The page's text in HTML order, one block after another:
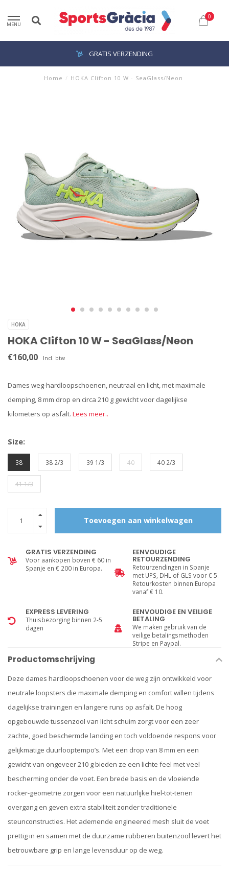
MENU
0
GRATIS VERZENDING
Home / HOKA Clifton 10 W - SeaGlass/Neon
HOKA
HOKA Clifton 10 W - SeaGlass/Neon
€160,00 Incl. btw
Dames weg-hardloopschoenen, neutraal en licht, met maximale
demping, 8 mm drop en circa 210 g gewicht voor dagelijkse
kilometers op asfalt. Lees meer..
Size:
38 38 2/3 39 1/3 40 40 2/3
41 1/3
Toevoegen aan winkelwagen
GRATIS VERZENDING
Voor aankopen boven € 60 in
Spanje en € 200 in Europa.
EENVOUDIGE
RETOURZENDING
Retourzendingen in Spanje
met UPS, DHL of GLS voor € 5.
Retourkosten binnen Europa
vanaf € 10.
EXPRESS LEVERING
Thuisbezorging binnen 2-5
dagen
EENVOUDIGE EN VEILIGE
BETALING
We maken gebruik van de
veilige betalingsmethoden
Stripe en Paypal.
Productomschrijving
Deze dames hardloopschoenen voor de weg zijn ontwikkeld voor
neutrale loopsters die maximale demping en comfort willen tijdens
dagelijkse trainingen en langere runs op asfalt. De hoog
opgebouwde tussenzool van licht schuim zorgt voor een zeer
zachte, goed beschermde landing en toch voldoende respons voor
gelijkmatige duurlooptempo’s. Met een drop van 8 mm en een
gewicht van ongeveer 210 g bieden ze een lichte feel met veel
bescherming onder de voet. Een brede basis en de vloeiende
rocker-geometrie zorgen voor een natuurlijke hiel‑tot‑tenen
overgang en geven extra stabiliteit zonder traditionele
steunconstructies. Het ademende engineered mesh sluit de voet
prettig in en samen met de duurzame rubberen buitenzool levert het
betrouwbare grip en lange levensduur op de weg.